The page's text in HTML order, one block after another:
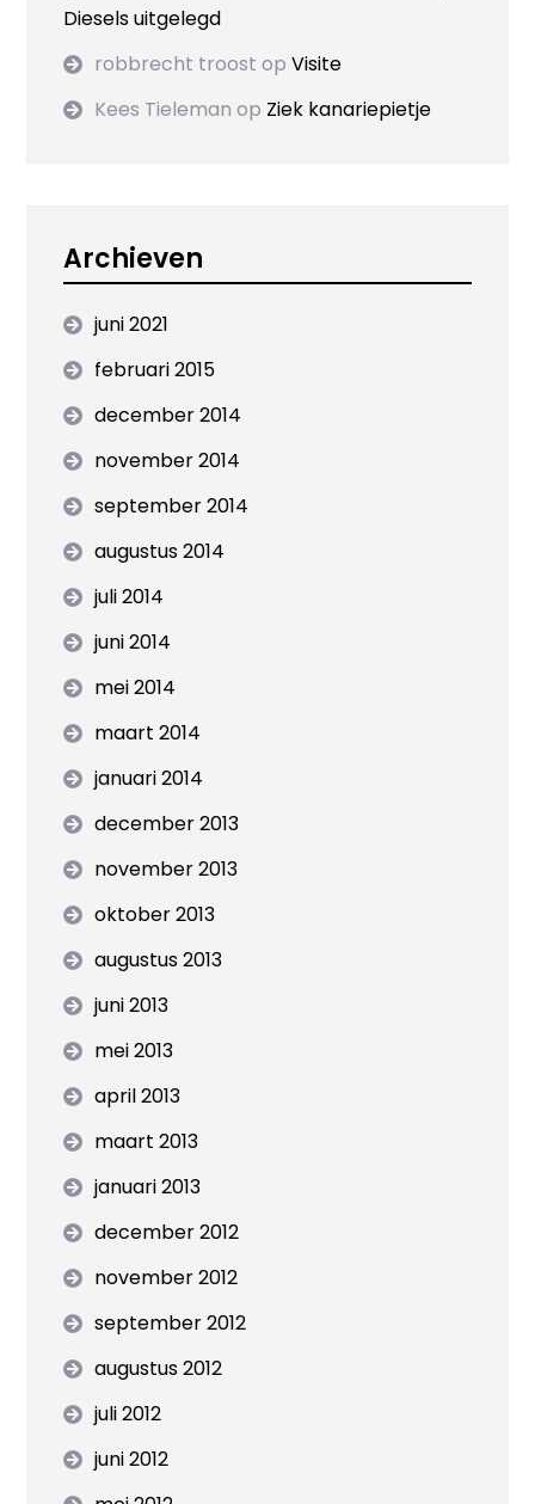
Diesels uitgelegd
robbrecht troost opVisite
Kees Tieleman op Ziek kanariepietje
Archieven
juni 2021
februari 2015
december 2014
november 2014
september 2014
augustus 2014
juli 2014
juni 2014
mei 2014
maart 2014
januari 2014
december 2013
november 2013
oktober 2013
augustus 2013
juni 2013
mei 2013
april 2013
maart 2013
januari 2013
december 2012
november 2012
september 2012
augustus 2012
juli 2012
juni 2012